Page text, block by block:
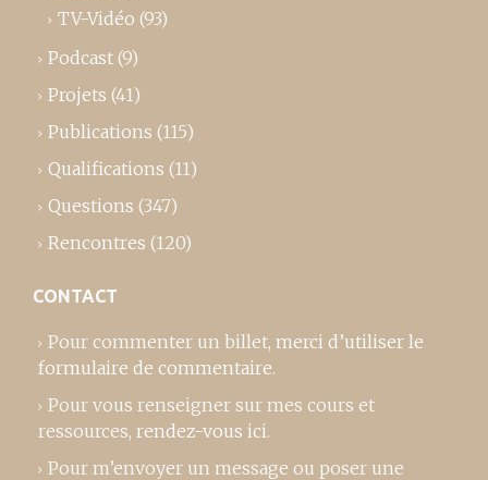
TV-Vidéo (93)
Podcast (9)
Projets (41)
Publications (115)
Qualifications (11)
Questions (347)
Rencontres (120)
CONTACT
Pour commenter un billet, merci d’utiliser le
formulaire de commentaire.
Pour vous renseigner sur mes cours et
ressources, rendez-vous ici.
Pour m’envoyer un message ou poser une